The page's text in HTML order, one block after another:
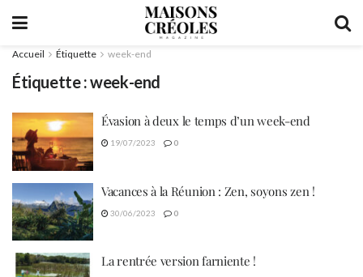
Accueil Étiquette week-end
Étiquette :week-end
Évasion à deux le temps d’un week-end
19/07/2023 0
Vacances à la Réunion : Zen, soyons zen !
30/06/2023 0
La rentrée version farniente !